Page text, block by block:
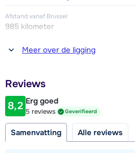
Afstand vanaf Brussel
985 kilometer
Afstand tot winkel(s)
100 meter
100 meter
Afstand tot piste
20 meter
Meer over de ligging
Reviews
8,2 Erg goed
5 reviews Geverifieerd
Samenvatting Alle reviews